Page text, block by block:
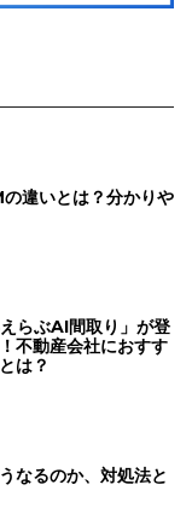
違いとは？分かりや
らぶAI間取り」が登
不動産会社におすす
は？
なるのか、対処法と